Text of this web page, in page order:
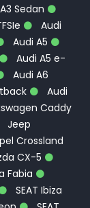
Sedan
Audi
Audi A5
Audi A5 e-
Audi A6
Audi
Caddy
Jeep
Crossland
CX-5
Fabia
SEAT Ibiza